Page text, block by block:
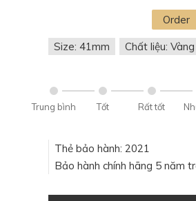
Order
Size: 41mm Chất liệu:
Trung bình Tốt Rất tốt
Thẻ bảo hành: 2021
Bảo hành chính hãng 5 năm